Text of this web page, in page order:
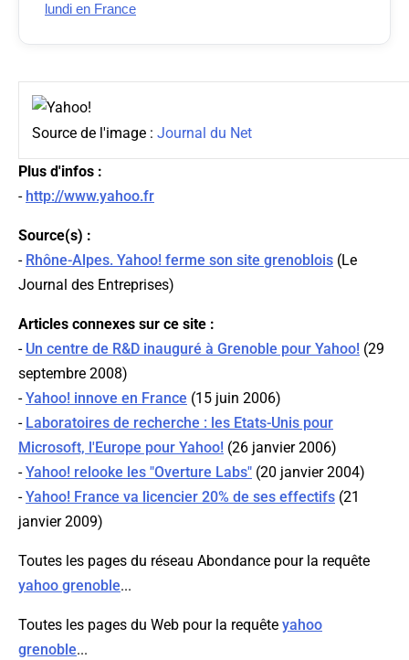
lundi en France
Source de l'image : Journal du Net
Plus d'infos :
- http://www.yahoo.fr
Source(s) :
- Rhône-Alpes. Yahoo! ferme son site grenoblois (Le
Journal des Entreprises)
Articles connexes sur ce site :
- Un centre de R&D inauguré à Grenoble pour Yahoo! (29
septembre 2008)
-Yahoo! innove en France (15 juin 2006)
- Laboratoires de recherche : les Etats-Unis pour
Microsoft, l'Europe pour Yahoo! (26 janvier 2006)
-Yahoo! relooke les "Overture Labs" (20 janvier 2004)
-Yahoo! France va licencier 20% de ses effectifs (21
janvier 2009)
Toutes les pages du réseau Abondance pour la requête
yahoo grenoble...
Toutes les pages du Web pour la requête yahoo
grenoble...